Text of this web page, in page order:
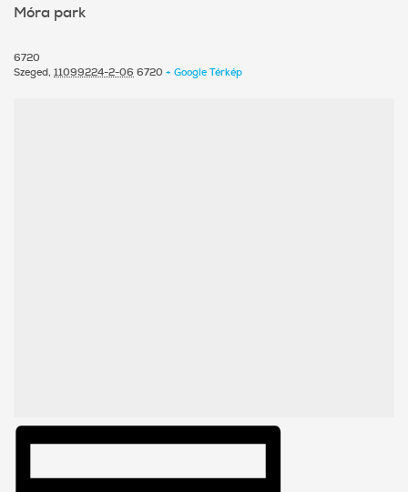
Móra park
6720
Szeged, 11099224-2-06 6720 + Google Térkép